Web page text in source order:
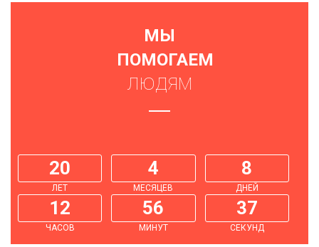
МЫ
ПОМОГАЕМ
ЛЮДЯМ
20
ЛЕТ
4
МЕСЯЦЕВ
8
ДНЕЙ
12
ЧАСОВ
56
МИНУТ
38
СЕКУНД